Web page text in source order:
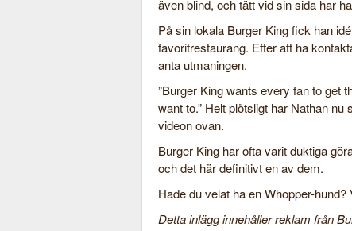
även blind, och tätt vid sin sida har
På sin lokala Burger King fick han
favoritrestaurang. Efter att ha
anta utmaningen.
”Burger King wants every fan to get
want to.” Helt plötsligt har Nathan
videon ovan.
Burger King har ofta varit duktiga
och det här definitivt en av dem.
Hade du velat ha en Whopper-hund?
Detta inlägg innehåller reklam från